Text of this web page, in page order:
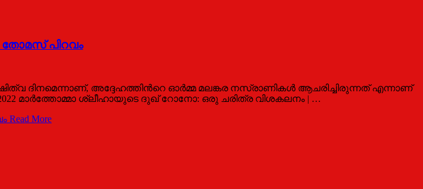
തോമസ് പിറവം
ദിനമെന്നാണ്, അദ്ദേഹത്തിന്‍റെ ഓര്‍മ്മ മലങ്കര നസ്രാണികള്‍ ആചരിച്ചിരുന്നത് എന്നാണ്
2022 മാര്‍ത്തോമ്മാ ശ്ലീഹായുടെ ദുഖ് റോനോ: ഒരു ചരിത്ര വിശകലനം | …
Read More